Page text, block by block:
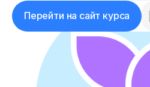
Перейти на сайт курса